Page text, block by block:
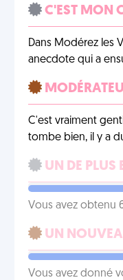
C'EST MON
Dans Modérez les
anecdote qui a
C'est vraiment
tombe bien, il y a
UN DE PLUS
Vous avez obtenu
UN
Vous avez donné